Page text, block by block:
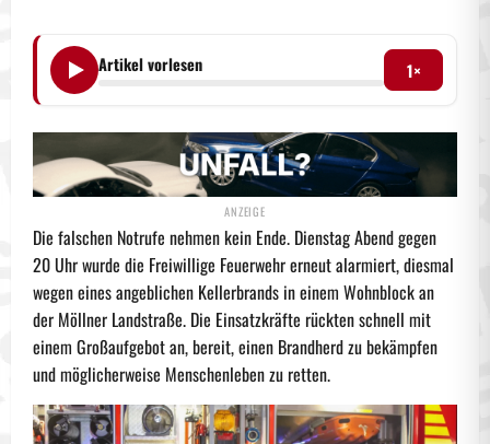
Artikel vorlesen 1×
Die falschen Notrufe nehmen kein Ende. Dienstag Abend gegen
20 Uhr wurde die Freiwillige Feuerwehr erneut alarmiert, diesmal
wegen eines angeblichen Kellerbrands in einem Wohnblock an
der Möllner Landstraße. Die Einsatzkräfte rückten schnell mit
einem Großaufgebot an, bereit, einen Brandherd zu bekämpfen
und möglicherweise Menschenleben zu retten.